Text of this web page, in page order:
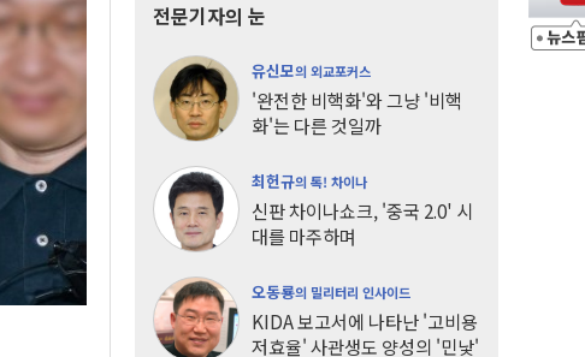
전문기자의 눈
유신모의 외교포커스
'완전한 비핵화'와 그냥 '비핵
화'는 다른 것일까
최헌규의 톡! 차이나
신판 차이나쇼크, '중국 2.0' 시
대를 마주하며
오동룡의 밀리터리 인사이드
KIDA 보고서에 나타난 '고비용
저효율' 사관생도 양성의 '민낯'